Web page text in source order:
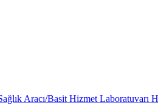
Aracı/Basit Hizmet Laboratuvarı